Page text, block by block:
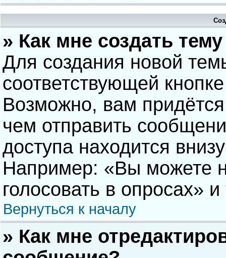
» Как мне создать
Для создания новой
соответствующей
Возможно, вам
чем отправить
доступа находится
Например: «Вы можете
голосовать в опросах» и
Вернуться к началу
» Как мне